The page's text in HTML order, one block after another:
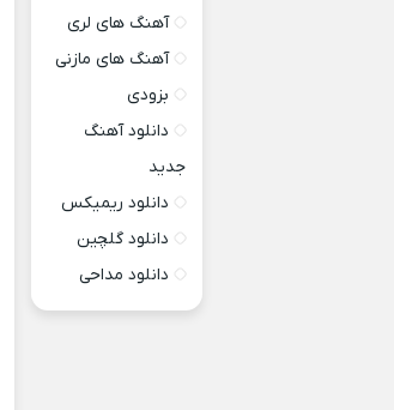
آهنگ های لری
آهنگ های مازنی
بزودی
دانلود آهنگ
جدید
دانلود ریمیکس
دانلود گلچین
دانلود مداحی